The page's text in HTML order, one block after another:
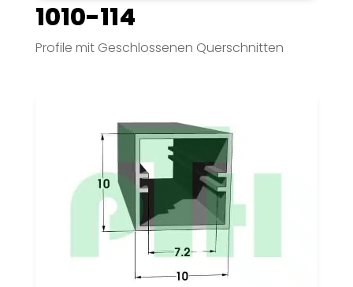
1010-114
Profile mit Geschlossenen Querschnitten